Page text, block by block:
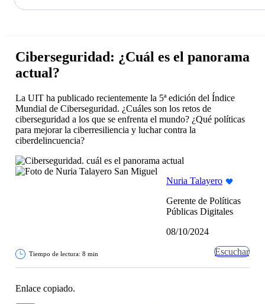
Saltar
Ciberseguridad: ¿Cuál es el panorama
actual?
La UIT ha publicado recientemente la 5ª edición del Índice
Mundial de Ciberseguridad. ¿Cuáles son los retos de
ciberseguridad a los que se enfrenta el mundo? ¿Qué políticas
para mejorar la ciberresiliencia y luchar contra la
ciberdelincuencia?
Nuria Talayero
Gerente de Políticas
Públicas Digitales
08/10/2024
Tiempo de lectura: 8 min Escuchar
Enlace copiado.